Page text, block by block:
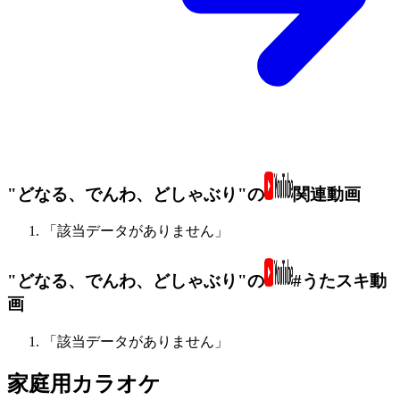
"どなる、でんわ、どしゃぶり"の 関連動画
「該当データがありません」
"どなる、でんわ、どしゃぶり"の
#うたスキ動
画
「該当データがありません」
家庭用カラオケ